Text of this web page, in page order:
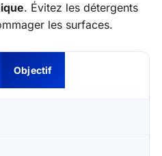
. Évitez les détergents
les surfaces.
Objectif